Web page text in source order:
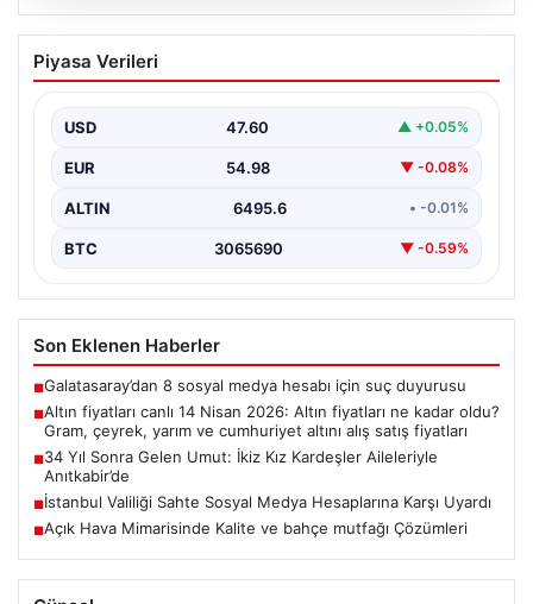
Altın fiyatları canlı 14 Nisan 2026: Altın
fiyatları ne kadar oldu? Gram, çeyrek,
fiyatları
Piyasa Verileri
USD 47.60 ▲ +0.05%
EUR 54.98 ▼ -0.08%
ALTIN 6495.6 • -0.01%
BTC 3065690 ▼ -0.59%
Son Eklenen Haberler
■Galatasaray’dan 8 sosyal medya hesabı için suç duyurusu
■Altın fiyatları canlı 14 Nisan 2026: Altın fiyatları ne kadar oldu?
Gram, çeyrek, yarım ve cumhuriyet altını alış satış fiyatları
■34 Yıl Sonra Gelen Umut: İkiz Kız Kardeşler Aileleriyle
Anıtkabir’de
■İstanbul Valiliği Sahte Sosyal Medya Hesaplarına Karşı Uyardı
■Açık Hava Mimarisinde Kalite ve bahçe mutfağı Çözümleri